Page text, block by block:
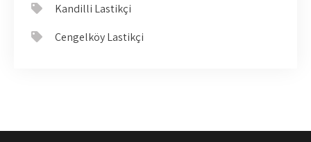
Kandilli Lastikçi
Çengelköy Lastikçi